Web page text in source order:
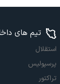
تیم های
استقلال
پرسپولیس
تراکتور